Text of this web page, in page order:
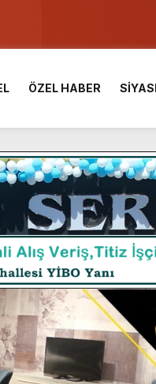
görev değişimi!
son gün 7
güçlenerek ilerliyor.
ÖZEL HABER